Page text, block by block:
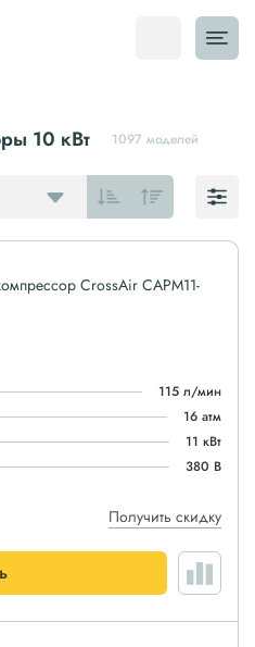
10 кВт 1097 моделей
CrossAir CAPM11-
115 л/мин
16 атм
11 кВт
380 В
Получить скидку